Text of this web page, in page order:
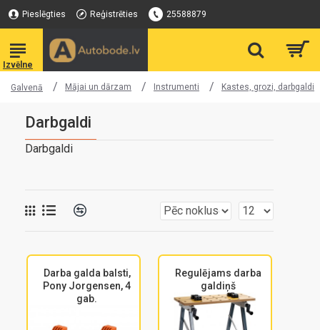
Pieslēgties Reģistrēties 25588879
Galvenā Mājai un dārzam Instrumenti Kastes, grozi, darbgaldi
Darbgaldi
Darbgaldi
Darba galda balsti,
Pony Jorgensen, 4
gab.
Regulējams darba
galdiņš